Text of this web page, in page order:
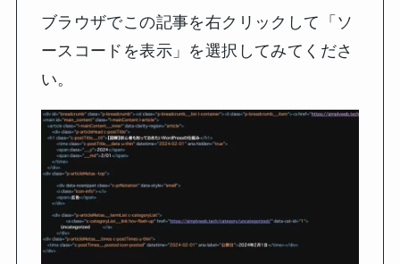
ブラウザでこの記事を右クリックして「ソ
ースコードを表示」を選択してみてくださ
い。